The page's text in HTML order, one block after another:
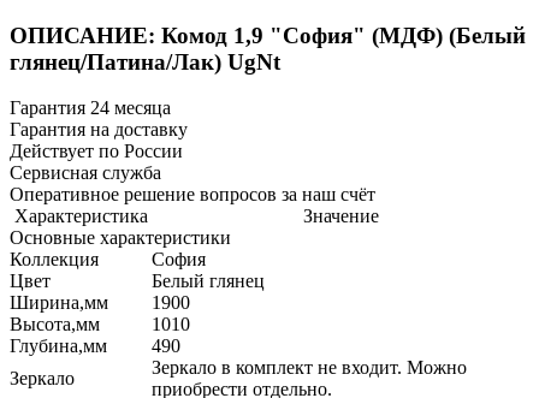
ОПИСАНИЕ: Комод 1,9 "София" (МДФ) (Белый
глянец/Патина/Лак) UgNt
Гарантия 24 месяца
Гарантия на доставку
Действует по России
Сервисная служба
Оперативное решение вопросов за наш счёт
Характеристика
Значение
Основные характеристики
Коллекция
София
Цвет
Белый глянец
Ширина,мм
1900
Высота,мм
1010
Глубина,мм
490
Зеркало
Зеркало в комплект не входит. Можно
приобрести отдельно.